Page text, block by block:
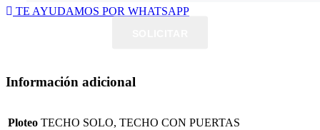
TE AYUDAMOS POR WHATSAPP
Información adicional
Ploteo TECHO SOLO, TECHO CON PUERTAS